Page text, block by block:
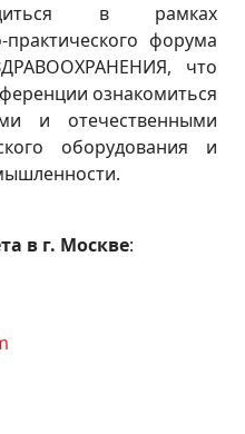
в рамках
форума
что
ознакомиться
и отечественными
оборудования и
в г. Москве: